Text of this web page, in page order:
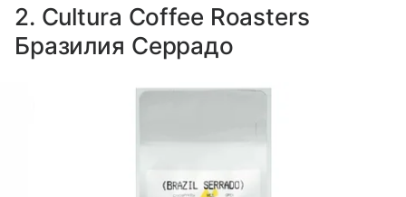
2. Cultura Coffee Roasters
Бразилия Серрадо